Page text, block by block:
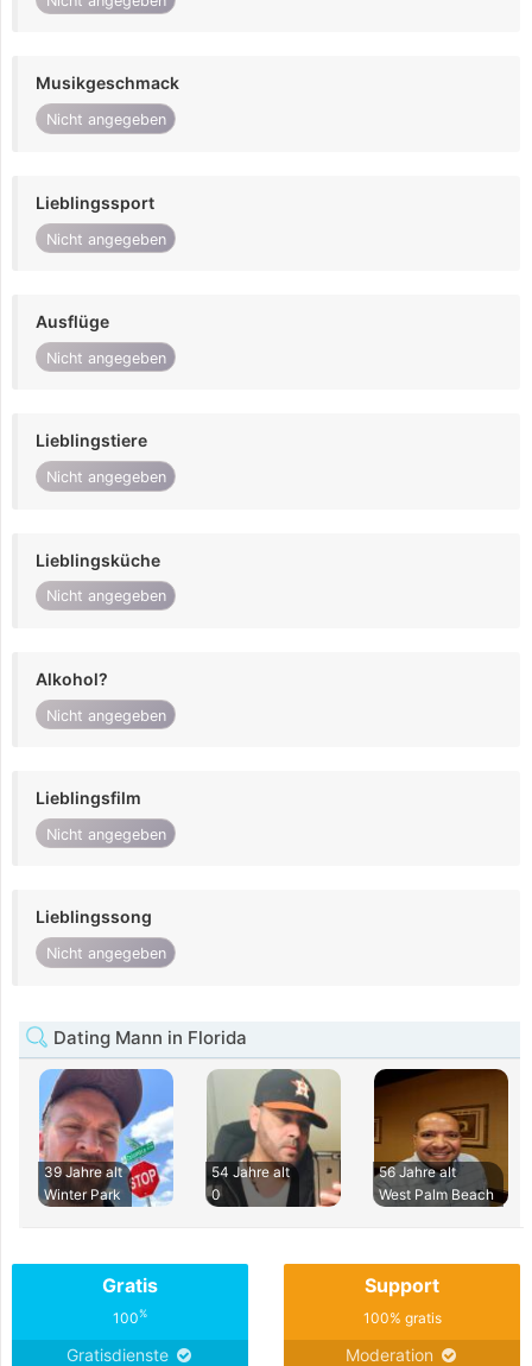
Musikgeschmack
Nicht angegeben
Lieblingssport
Nicht angegeben
Ausflüge
Nicht angegeben
Lieblingstiere
Nicht angegeben
Lieblingsküche
Nicht angegeben
Alkohol?
Nicht angegeben
Lieblingsfilm
Nicht angegeben
Lieblingssong
Nicht angegeben
Dating Mann in Florida
39 Jahre alt
Winter Park
54 Jahre alt
0
56 Jahre alt
West Palm Beach
Gratis
100%
Gratisdienste
Support
100% gratis
Moderation